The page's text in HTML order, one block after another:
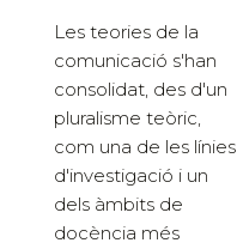
Les teories de la
comunicació s'han
consolidat, des d'un
pluralisme teòric,
com una de les línies
d'investigació i un
dels àmbits de
docència més